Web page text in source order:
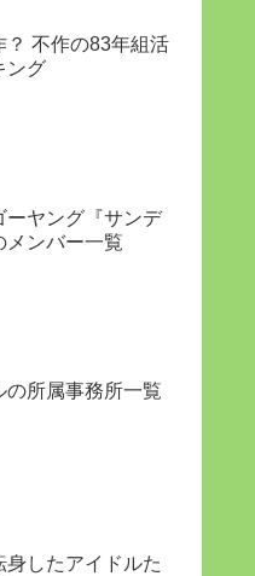
？ 不作の83年組活
ング
ーヤング『サンデ
メンバー一覧
の所属事務所一覧
身したアイドルた